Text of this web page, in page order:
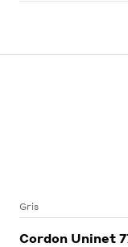
Gris
Cordon Uninet